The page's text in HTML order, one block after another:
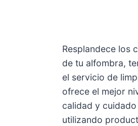
Resplandece los
de tu alfombra,
el servicio de
ofrece el mejor
calidad y cuidado
utilizando